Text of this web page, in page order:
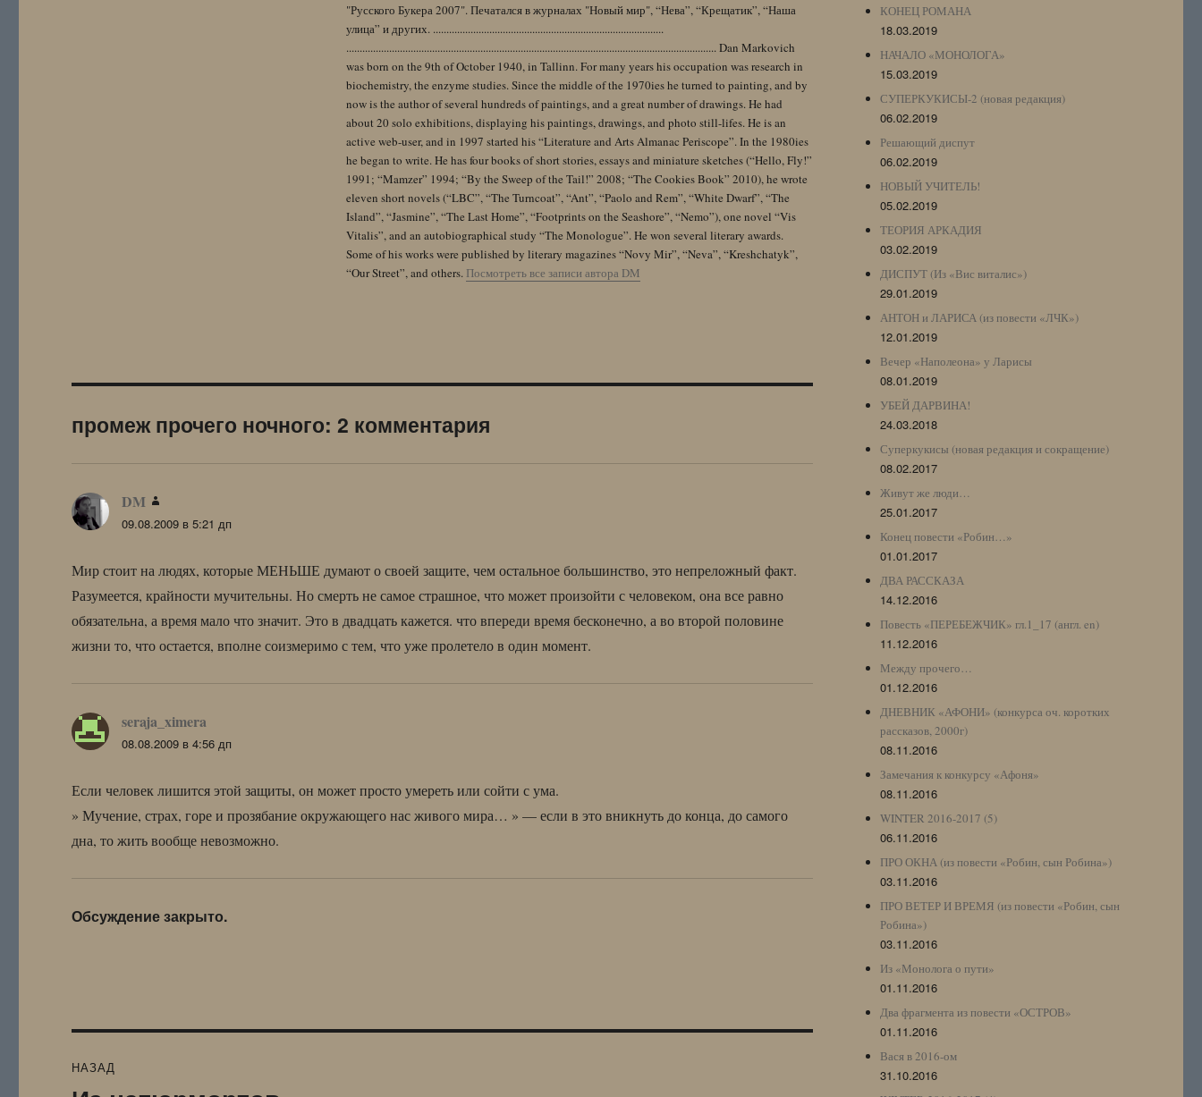
"Русского Букера 2007". Печатался в журналах "Новый мир", “Нева”, “Крещатик”, “Наша
улица” и других. ......................................................................................
.......................................................................................................................................... Dan Markovich
was born on the 9th of October 1940, in Tallinn. For many years his occupation was research in
biochemistry, the enzyme studies. Since the middle of the 1970ies he turned to painting, and by
now is the author of several hundreds of paintings, and a great number of drawings. He had
about 20 solo exhibitions, displaying his paintings, drawings, and photo still-lifes. He is an
active web-user, and in 1997 started his “Literature and Arts Almanac Periscope”. In the 1980ies
he began to write. He has four books of short stories, essays and miniature sketches (“Hello, Fly!”
1991; “Mamzer” 1994; “By the Sweep of the Tail!” 2008; “The Cookies Book” 2010), he wrote
eleven short novels (“LBC”, “The Turncoat”, “Ant”, “Paolo and Rem”, “White Dwarf”, “The
Island”, “Jasmine”, “The Last Home”, “Footprints on the Seashore”, “Nemo”), one novel “Vis
Vitalis”, and an autobiographical study “The Monologue”. He won several literary awards.
Some of his works were published by literary magazines “Novy Mir”, “Neva”, “Kreshchatyk”,
“Our Street”, and others. Посмотреть все записи автора DM
промеж прочего ночного: 2 комментария
DM
09.08.2009 в 5:21 дп
Мир стоит на людях, которые МЕНЬШЕ думают о своей защите, чем остальное большинство, это непреложный факт.
Разумеется, крайности мучительны. Но смерть не самое страшное, что может произойти с человеком, она все равно
обязательна, а время мало что значит. Это в двадцать кажется. что впереди время бесконечно, а во второй половине
жизни то, что остается, вполне соизмеримо с тем, что уже пролетело в один момент.
seraja_ximera
08.08.2009 в 4:56 дп
Если человек лишится этой защиты, он может просто умереть или сойти с ума.
» Мучение, страх, горе и прозябание окружающего нас живого мира… » — если в это вникнуть до конца, до самого
дна, то жить вообще невозможно.
Обсуждение закрыто.
по
НАЗАД
КОНЕЦ РОМАНА
18.03.2019
НАЧАЛО «МОНОЛОГА»
15.03.2019
СУПЕРКУКИСЫ-2 (новая редакция)
06.02.2019
Решающий диспут
06.02.2019
НОВЫЙ УЧИТЕЛЬ!
05.02.2019
ТЕОРИЯ АРКАДИЯ
03.02.2019
ДИСПУТ (Из «Вис виталис»)
29.01.2019
АНТОН и ЛАРИСА (из повести «ЛЧК»)
12.01.2019
Вечер «Наполеона» у Ларисы
08.01.2019
УБЕЙ ДАРВИНА!
24.03.2018
Суперкукисы (новая редакция и сокращение)
08.02.2017
Живут же люди…
25.01.2017
Конец повести «Робин…»
01.01.2017
ДВА РАССКАЗА
14.12.2016
Повесть «ПЕРЕБЕЖЧИК» гл.1_17 (англ. en)
11.12.2016
Между прочего…
01.12.2016
ДНЕВНИК «АФОНИ» (конкурса оч. коротких
рассказов, 2000г)
08.11.2016
Замечания к конкурсу «Афоня»
08.11.2016
WINTER 2016-2017 (5)
06.11.2016
ПРО ОКНА (из повести «Робин, сын Робина»)
03.11.2016
ПРО ВЕТЕР И ВРЕМЯ (из повести «Робин, сын
Робина»)
03.11.2016
Из «Монолога о пути»
01.11.2016
Два фрагмента из повести «ОСТРОВ»
01.11.2016
Вася в 2016-ом
31.10.2016